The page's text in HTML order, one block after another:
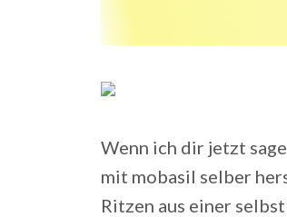
Wenn ich dir jetzt
mit mobasil selber
Ritzen aus einer